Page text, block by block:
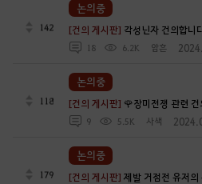
142 [건의 게시판] 각성닌자 건의합니
18 6.2K 암흔
논의중
118 [건의 게시판] 🌹장미전쟁 관련
9 5.5K 사색
논의중
179 [건의 게시판]제발 거점전 유저
논의중